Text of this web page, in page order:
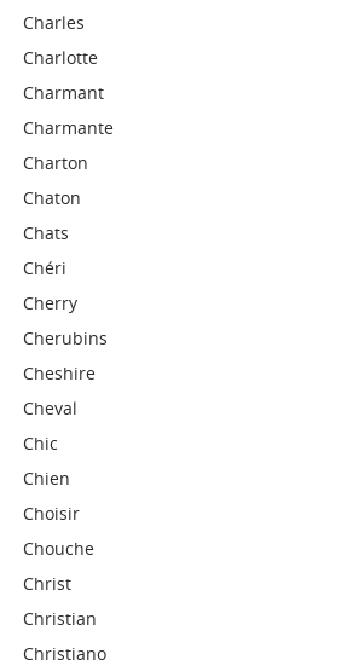
Charles
Charlotte
Charmant
Charmante
Charton
Chaton
Chats
Chéri
Cherry
Cherubins
Cheshire
Cheval
Chic
Chien
Choisir
Chouche
Christ
Christian
Christiano